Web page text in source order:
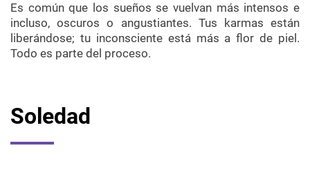
Es común que los sueños se vuelvan más intensos e
incluso, oscuros o angustiantes. Tus karmas están
liberándose; tu inconsciente está más a flor de piel.
Todo es parte del proceso.
Soledad